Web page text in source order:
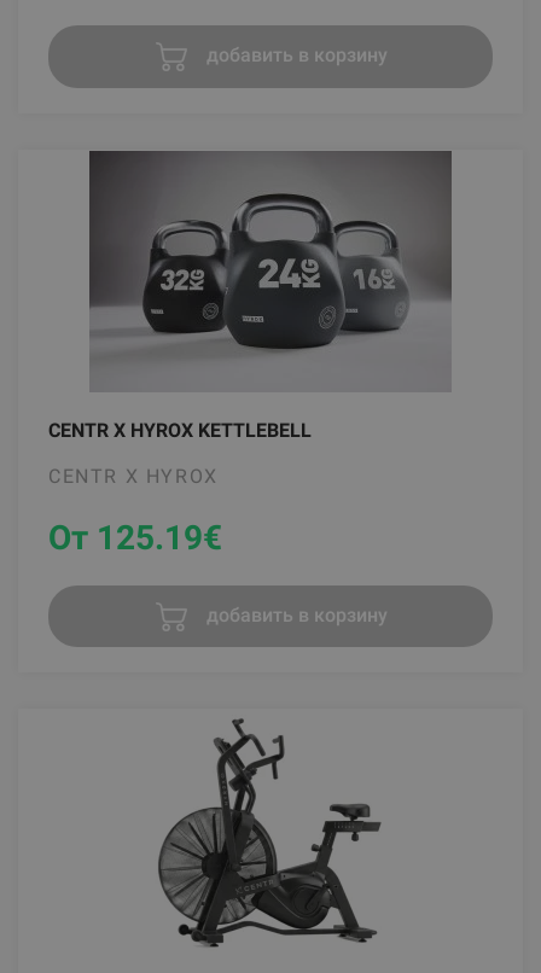
добавить в корзину
CENTR X HYROX KETTLEBELL
CENTR X HYROX
От 125.19€
добавить в корзину